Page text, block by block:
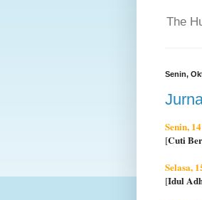
The
Senin,
Senin,
[Cuti
Selasa,
[Idul